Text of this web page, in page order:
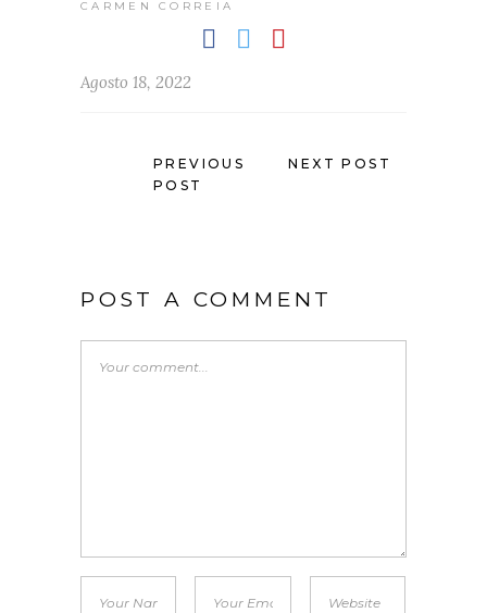
CARMEN CORREIA
Agosto 18, 2022
PREVIOUS
POST
NEXT POST
POST A COMMENT